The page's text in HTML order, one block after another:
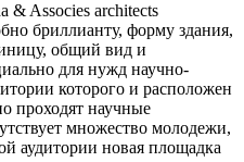
& Associes architects
бриллианту, форму здания,
общий вид и
для нужд научно-
которого и расположен
проходят научные
множество молодежи,
аудитории новая площадка